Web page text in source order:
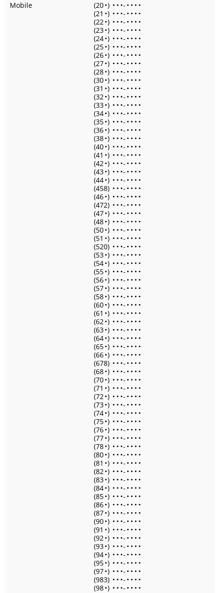
Mobile
(20•) • • •- • • • •
(21 •) • • •- • • • •
(22•) • • •- • • • •
(23•) • • •- • • • •
(24•) • • •- • • • •
(25•) • • •- • • • •
(26•) • • •- • • • •
(27•) • • •- • • • •
(28•) • • •- • • • •
(30•) • • •- • • • •
(31 •) • • •- • • • •
(32•) • • •- • • • •
(33•) • • •- • • • •
(34•) • • •- • • • •
(35•) • • •- • • • •
(36•) • • •- • • • •
(38•) • • •- • • • •
(40•) • • •- • • • •
(41 •) • • •- • • • •
(42•) • • •- • • • •
(43•) • • •- • • • •
(44•) • • •- • • • •
(458) • • •- • • • •
(46•) • • •- • • • •
(472) • • •- • • • •
(47•) • • •- • • • •
(48•) • • •- • • • •
(50•) • • •- • • • •
(51 •) • • •- • • • •
(520) • • •- • • • •
(53•) • • •- • • • •
(54•) • • •- • • • •
(55•) • • •- • • • •
(56•) • • •- • • • •
(57•) • • •- • • • •
(58•) • • •- • • • •
(60•) • • •- • • • •
(61 •) • • •- • • • •
(62•) • • •- • • • •
(63•) • • •- • • • •
(64•) • • •- • • • •
(65•) • • •- • • • •
(66•) • • •- • • • •
(678) • • •- • • • •
(68•) • • •- • • • •
(70•) • • •- • • • •
(71 •) • • •- • • • •
(72•) • • •- • • • •
(73•) • • •- • • • •
(74•) • • •- • • • •
(75•) • • •- • • • •
(76•) • • •- • • • •
(77•) • • •- • • • •
(78•) • • •- • • • •
(80•) • • •- • • • •
(81 •) • • •- • • • •
(82•) • • •- • • • •
(83•) • • •- • • • •
(84•) • • •- • • • •
(85•) • • •- • • • •
(86•) • • •- • • • •
(87•) • • •- • • • •
(90•) • • •- • • • •
(91 •) • • •- • • • •
(92•) • • •- • • • •
(93•) • • •- • • • •
(94•) • • •- • • • •
(95•) • • •- • • • •
(97•) • • •- • • • •
(983) • • •- • • • •
(98•) • • •- • • • •